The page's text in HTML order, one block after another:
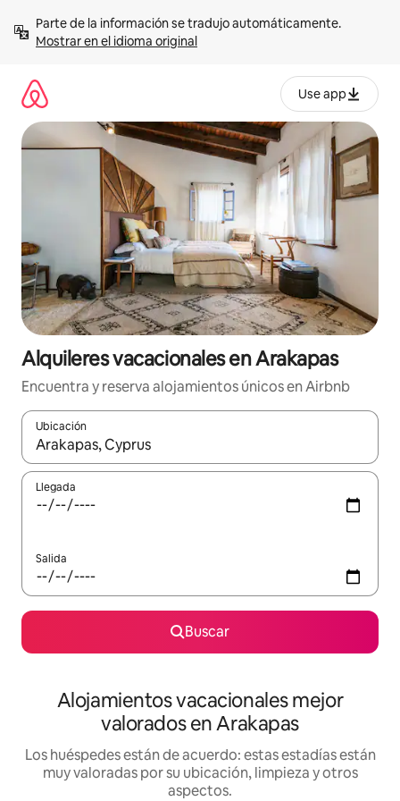
contenidoMostrar en el idioma original
Use app
Alquileres vacacionales en Arakapas
Encuentra y reserva alojamientos únicos en Airbnb
Ubicación
Cuando los resultados estén disponibles, navega con las
Llegada
Salida
Buscar
Alojamientos vacacionales mejor
valorados en Arakapas
Los huéspedes están de acuerdo: estas estadías están
muy valoradas por su ubicación, limpieza y otros
aspectos.